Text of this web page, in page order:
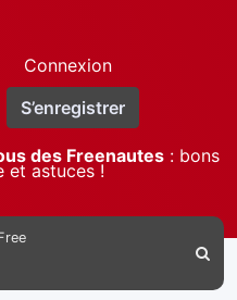
Connexion
S’enregistrer
des Freenautes: bons
et astuces !